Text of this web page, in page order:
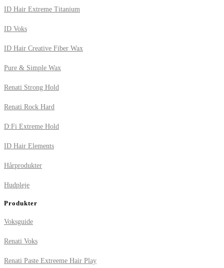
ID Hair Extreme Titanium
ID Voks
ID Hair Creative Fiber Wax
Pure & Simple Wax
Renati Strong Hold
Renati Rock Hard
D:Fi Extreme Hold
ID Hair Elements
Hårprodukter
Hudpleje
Produkter
Voksguide
Renati Voks
Renati Paste Extreeme Hair Play